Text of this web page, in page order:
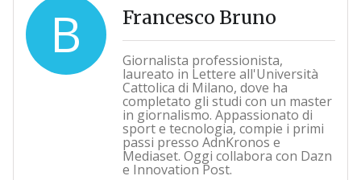
B Francesco Bruno
Giornalista professionista,
laureato in Lettere all'Università
Cattolica di Milano, dove ha
completato gli studi con un master
in giornalismo. Appassionato di
sport e tecnologia, compie i primi
passi presso AdnKronos e
Mediaset. Oggi collabora con Dazn
e Innovation Post.